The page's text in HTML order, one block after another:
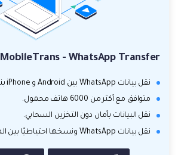
MobileTrans - WhatsApp Transfer
نقل بيانات WhatsApp بين Android و iPhone بنقرات قليلة.
متوافق مع أكثر من 6000 هاتف محمول.
نقل البيانات بأمان دون التخزين السحابي.
نقل بيانات WhatsApp ونسخها احتياطيًا بين الهاتف والكمبيوتر.